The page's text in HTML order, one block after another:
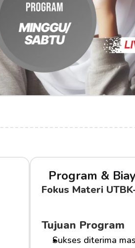
Program &
Fokus Materi
Tujuan Program
Sukses diterima